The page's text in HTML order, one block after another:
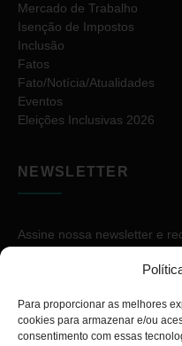
Para proporcionar as melhores
cookies para armazenar e/ou
consentimento com essas
Mercado de Trabalho
Isenção de Impostos
Inclusão
Fatos
Fato/Notícia/Atualidades
Eventos
Eleições Inclusivas 2026
NEWSLETTER
Assine nossa newsletter e